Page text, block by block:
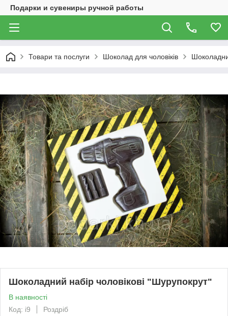
Подарки и сувениры ручной работы
Товари та послуги Шоколад для чоловіків
Шоколадний набір чоловікові "Шурупокрут"
В наявності
Код: i9
Роздріб